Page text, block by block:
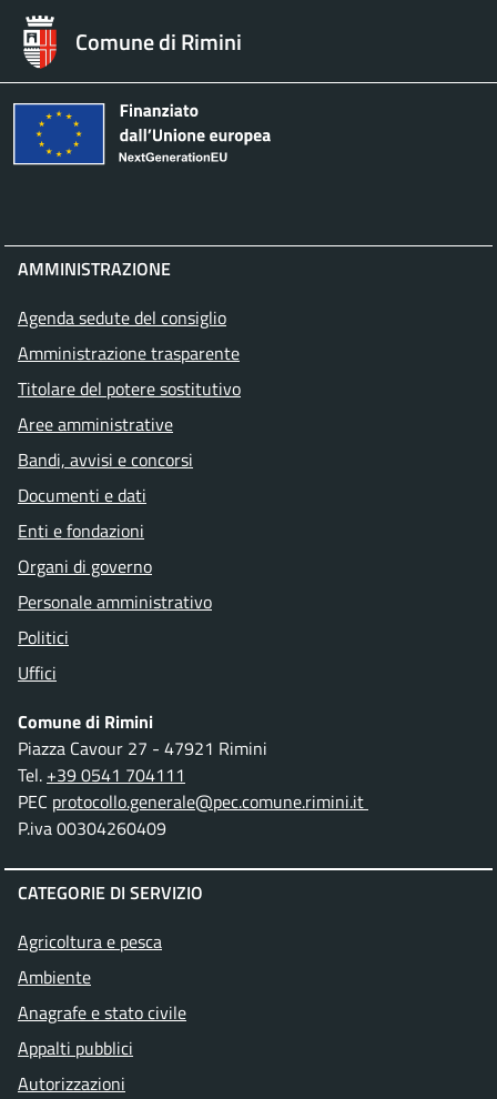
Comune di Rimini
AMMINISTRAZIONE
Agenda sedute del consiglio
Amministrazione trasparente
Titolare del potere sostitutivo
Aree amministrative
Bandi, avvisi e concorsi
Documenti e dati
Enti e fondazioni
Organi di governo
Personale amministrativo
Politici
Uffici
Comune di Rimini
Piazza Cavour 27 - 47921 Rimini
Tel. +39 0541 704111
PEC protocollo.generale@pec.comune.rimini.it
P.iva 00304260409
CATEGORIE DI SERVIZIO
Agricoltura e pesca
Ambiente
Anagrafe e stato civile
Appalti pubblici
Autorizzazioni